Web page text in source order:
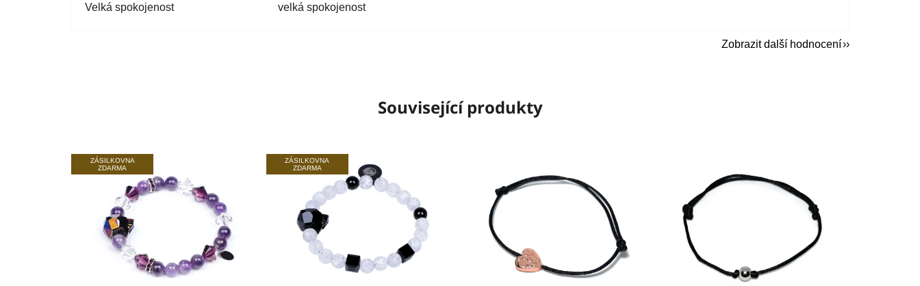
Velká spokojenost velká spokojenost
Zobrazit další hodnocení
Související produkty
ZÁSILKOVNA
ZDARMA
ZÁSILKOVNA
ZDARMA